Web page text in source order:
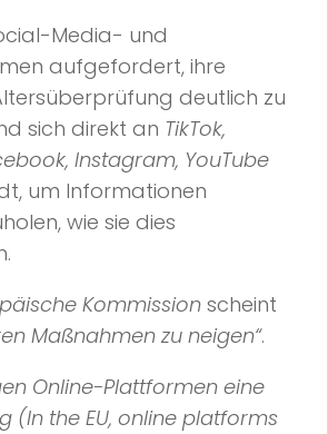
Media- und
aufgefordert, ihre
deutlich zu
sich direkt an TikTok,
Instagram, YouTube
um Informationen
wie sie dies
Kommission scheint
Maßnahmen zu neigen“.
Online-Plattformen eine
(In the EU, online platforms